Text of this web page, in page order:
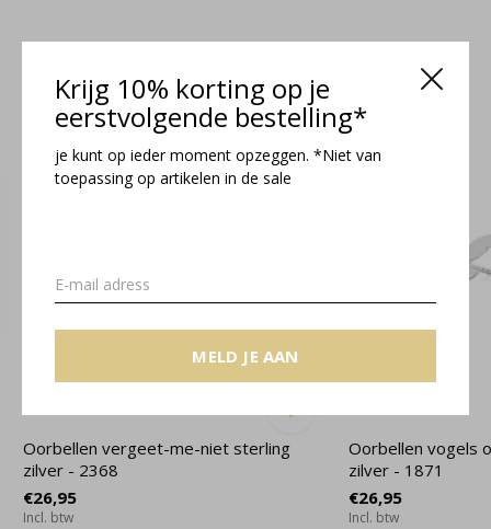
Krijg 10% korting op je
eerstvolgende bestelling*
je kunt op ieder moment opzeggen. *Niet van
toepassing op artikelen in de sale
MELD JE AAN
Related articles
Oorbellen vergeet-me-niet sterling
zilver - 2368
€26,95
Incl. btw
Oorbellen vogels
zilver - 1871
€26,95
Incl. btw